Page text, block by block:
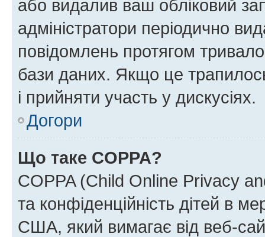
або видалив ваш обліковий
адміністратори періодично
повідомлень протягом
бази даних. Якщо це
і прийняти участь у дискусіях.
Догори
Що таке COPPA?
COPPA (Child Online Privacy
та конфіденційність дітей в
США, який вимагає від веб-